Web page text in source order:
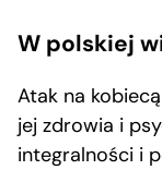
W polskiej
Atak na
jej zdrowia i
integralności i